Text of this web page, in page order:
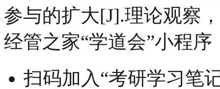
参与的扩大[J].理论观察
经管之家“学道会”小程序
扫码加入“考研学习笔